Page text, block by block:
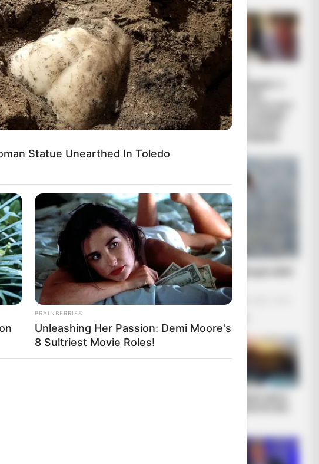
– Κηρύσσει τον
κήρυξε
κατά τη διάρκεια
μάλλον για λόγους
τονίζοντας τη μαζική
Και αυτό είναι ένα
αυτή τη στιγμή στην
υπάρχουν μόνον δυο
Ανοιχτή επιστολή
υγειονομικών
προς Πλεύρη: Να
επιστρέψουμε στη
δουλειά μας – Οι...
ΠΑΡΑΙΤΗΣΗΣ ΜΟΥ
ΑΠΟ ΤΗ ΝΟΜΙΚΗ
ΕΚΠΡΟΣΩΠΗΣΗ
Μια μάζωξη με μήνυμα από
Φρυκτωρίες
Παρασκευή, 30 Σεπτεμβρίου 2022, 18:52
Statue Unearthed In Toledo
BRAINBERRIES
Unleashing Her Passion: Demi Moore's
8 Sultriest Movie Roles!
RADAR MEDIA
This Funny Kitten Video Will Make You
Laugh Instantly